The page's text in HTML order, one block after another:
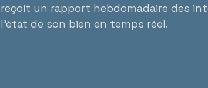
reçoit un rapport hebdomadaire des
l’état de son bien en temps réel.